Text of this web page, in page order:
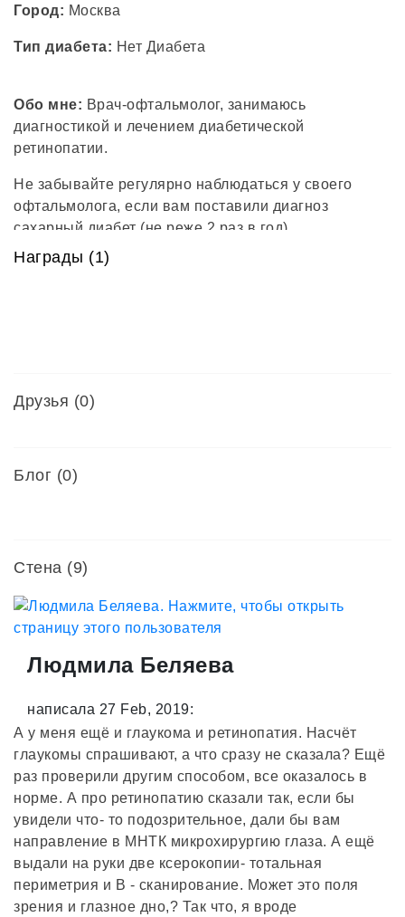
Город: Москва
Тип диабета: Нет Диабета
Обо мне: Врач-офтальмолог, занимаюсь
диагностикой и лечением диабетической
ретинопатии.
Не забывайте регулярно наблюдаться у своего
офтальмолога, если вам поставили диагноз
сахарный диабет (не реже 2 раз в год).
Если у кого то будут вопросы по моему профилю, с
Награды (1)
Друзья (0)
Блог (0)
Стена (9)
Людмила Беляева
написала 27 Feb, 2019:
А у меня ещё и глаукома и ретинопатия. Насчёт
глаукомы спрашивают, а что сразу не сказала? Ещё
раз проверили другим способом, все оказалось в
норме. А про ретинопатию сказали так, если бы
увидели что- то подозрительное, дали бы вам
направление в МНТК микрохирургию глаза. А ещё
выдали на руки две ксерокопии- тотальная
периметрия и В - сканирование. Может это поля
зрения и глазное дно,? Так что, я вроде